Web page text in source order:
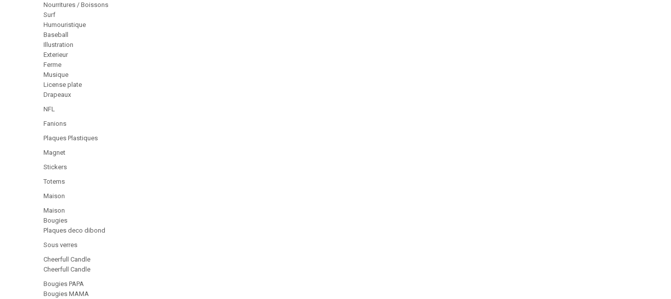
Nourritures / Boissons
Surf
Humouristique
Baseball
Illustration
Exterieur
Ferme
Musique
License plate
Drapeaux
NFL
Fanions
Plaques Plastiques
Magnet
Stickers
Totems
Maison
Maison
Bougies
Plaques deco dibond
Sous verres
Cheerfull Candle
Cheerfull Candle
Bougies PAPA
Bougies MAMA